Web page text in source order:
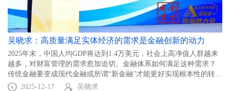
吴晓求：高质量满足实体经济的需求是金融创新的动力
2025年末，中国人均GDP将达到1.4万美元，社会上高净值人群越来
越多，对财富管理的需求愈加迫切。金融体系如何满足这种需求？
传统金融要变成现代金融或所谓“新金融”才能更好实现根本性的转
变。2025-12-17 吴晓求